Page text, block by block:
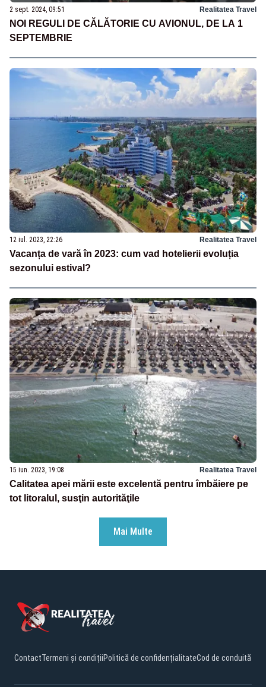
2 sept. 2024, 09:51 Realitatea Travel
NOI REGULI DE CĂLĂTORIE CU AVIONUL, DE LA 1
SEPTEMBRIE
12 iul. 2023, 22:26 Realitatea Travel
Vacanța de vară în 2023: cum vad hotelierii evoluția
sezonului estival?
15 iun. 2023, 19:08 Realitatea Travel
Calitatea apei mării este excelentă pentru îmbăiere pe
tot litoralul, susţin autorităţile
Mai Multe
ContactTermeni și condițiiPolitică de confidențialitateCod de conduită